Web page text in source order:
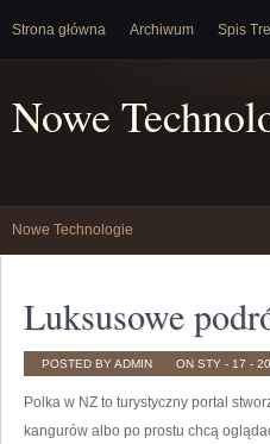
Strona główna Archiwum Spis
Nowe
Nowe Technologie
Luksusowe
POSTED BY ADMIN ON STY - 17 -
Polka w NZ to turystyczny portal
kangurów albo po prostu chcą